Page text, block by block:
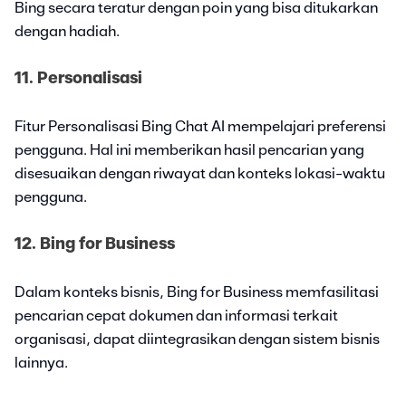
Bing secara teratur dengan poin yang bisa ditukarkan
dengan hadiah.
11. Personalisasi
Fitur Personalisasi Bing Chat AI mempelajari preferensi
pengguna. Hal ini memberikan hasil pencarian yang
disesuaikan dengan riwayat dan konteks lokasi-waktu
pengguna.
12. Bing for Business
Dalam konteks bisnis, Bing for Business memfasilitasi
pencarian cepat dokumen dan informasi terkait
organisasi, dapat diintegrasikan dengan sistem bisnis
lainnya.